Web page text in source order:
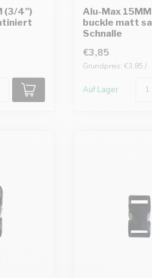
(3/4")
Alu-Max
buckle matt
Schnalle
€3,85
Grundpreis: €3,85 /
Auf Lager